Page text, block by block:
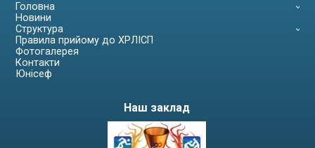
Головна
Новини
Структура
Правила прийому до ХРЛІСП
Фотогалерея
Контакти
Юнісеф
Наш заклад